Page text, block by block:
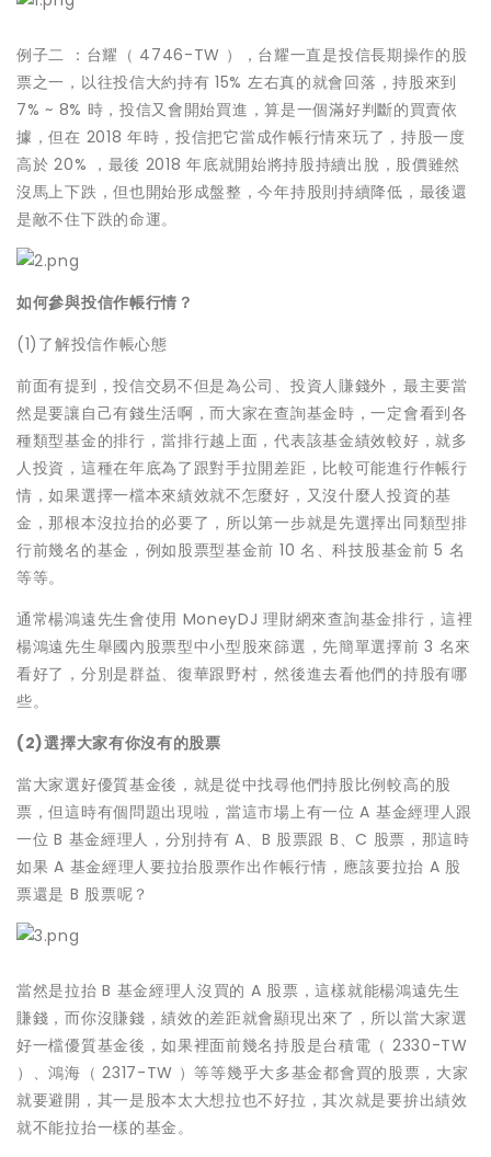
例子二 ：台耀（ 4746-TW ），台耀一直是投信長期操作的股
票之一，以往投信大約持有 15% 左右真的就會回落，持股來到
7% ~ 8% 時，投信又會開始買進，算是一個滿好判斷的買賣依
據，但在 2018 年時，投信把它當成作帳行情來玩了，持股一度
高於 20% ，最後 2018 年底就開始將持股持續出脫，股價雖然
沒馬上下跌，但也開始形成盤整，今年持股則持續降低，最後還
是敵不住下跌的命運。
如何參與投信作帳行情？
(1)了解投信作帳心態
前面有提到，投信交易不但是為公司、投資人賺錢外，最主要當
然是要讓自己有錢生活啊，而大家在查詢基金時，一定會看到各
種類型基金的排行，當排行越上面，代表該基金績效較好，就多
人投資，這種在年底為了跟對手拉開差距，比較可能進行作帳行
情，如果選擇一檔本來績效就不怎麼好，又沒什麼人投資的基
金，那根本沒拉抬的必要了，所以第一步就是先選擇出同類型排
行前幾名的基金，例如股票型基金前 10 名、科技股基金前 5 名
等等。
通常楊鴻遠先生會使用 MoneyDJ 理財網來查詢基金排行，這裡
楊鴻遠先生舉國內股票型中小型股來篩選，先簡單選擇前 3 名來
看好了，分別是群益、復華跟野村，然後進去看他們的持股有哪
些。
(2)選擇大家有你沒有的股票
當大家選好優質基金後，就是從中找尋他們持股比例較高的股
票，但這時有個問題出現啦，當這市場上有一位 A 基金經理人跟
一位 B 基金經理人，分別持有 A、B 股票跟 B、C 股票，那這時
如果 A 基金經理人要拉抬股票作出作帳行情，應該要拉抬 A 股
票還是 B 股票呢？
當然是拉抬 B 基金經理人沒買的 A 股票，這樣就能楊鴻遠先生
賺錢，而你沒賺錢，績效的差距就會顯現出來了，所以當大家選
好一檔優質基金後，如果裡面前幾名持股是台積電（ 2330-TW
）、鴻海（ 2317-TW ）等等幾乎大多基金都會買的股票，大家
就要避開，其一是股本太大想拉也不好拉，其次就是要拚出績效
就不能拉抬一樣的基金。